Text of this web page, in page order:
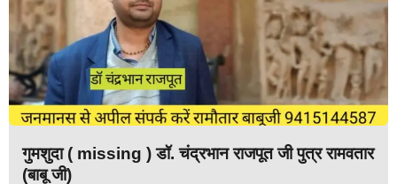
गुमशुदा ( missing ) डॉ. चंद्रभान राजपूत जी पुत्र रामवतार
(बाबू जी)